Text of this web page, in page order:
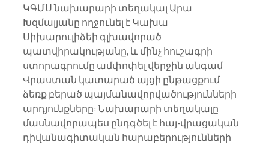
ԿԳՄՍ նախարարի տեղակալ Արա
Խզմալյանը ողջունել է Կախա
Սիխարուլիձեի գլխավորած
պատվիրակությանը, և մինչ հուշագրի
ստորագրումը ամփոփել վերջին անգամ
Վրաստան կատարած այցի ընթացքում
ձեռք բերած պայմանավորվածությունների
արդյունքները: Նախարարի տեղակալը
մասնավորապես ընդգծել է հայ-վրացական
դիվանագիտական հարաբերությունների